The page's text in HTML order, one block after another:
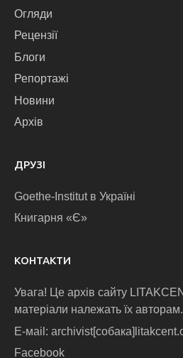
Огляди
Рецензії
Блоги
Репортажі
Новини
Архів
ДРУЗІ
Goethe-Institut в Україні
Книгарня «Є»
КОНТАКТИ
Увага! Це архів сайту
матеріали належать їх авторам.
E-маіl:
Facebook